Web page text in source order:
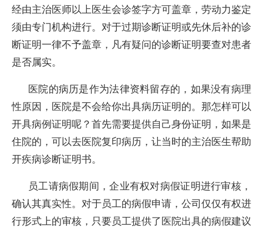
经由主治医师以上医生会诊签字方可盖章，劳动力鉴定
须由专门机构进行。对于过期诊断证明或先休后补的诊
断证明一律不予盖章，凡有疑问的诊断证明要查对患者
是否属实。
医院的病历是作为法律资料留存的，如果没有病理
性原因，医院是不会给你出具病历证明的。那怎样可以
开具病例证明呢？首先需要提供自己身份证明，如果是
住院的，可以去医院复印病历，让当时的主治医生帮助
开疾病诊断证明书。
员工请病假期间，企业有权对病假证明进行审核，
确认其真实性。对于员工的病假申请，公司仅仅有权进
行形式上的审核，只要员工提供了医院出具的病假建议